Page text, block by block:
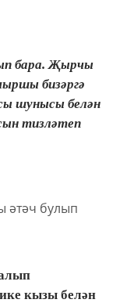
бара. Җырчы
бизәргә
шунысы белән
тизләтеп
кызы белән